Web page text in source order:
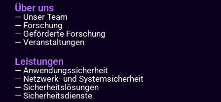
Über uns
— Unser Team
— Forschung
— Geförderte Forschung
— Veranstaltungen
Leistungen
— Anwendungssicherheit
— Netzwerk- und Systemsicherheit
— Sicherheitslösungen
— Sicherheitsdienste